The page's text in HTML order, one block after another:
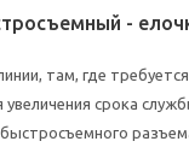
-
там, где
срока